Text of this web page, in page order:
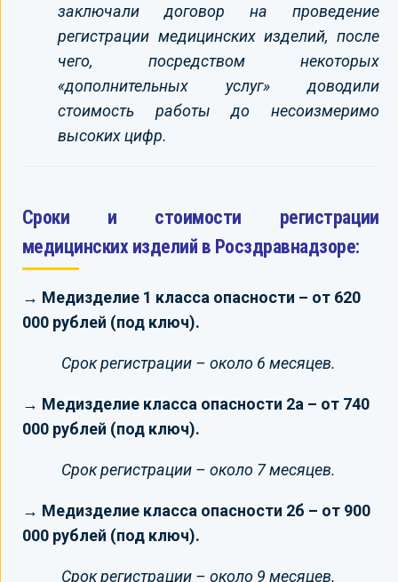
заключали договор на проведение
регистрации медицинских изделий, после
чего, посредством некоторых
«дополнительных услуг» доводили
стоимость работы до несоизмеримо
высоких цифр.
Сроки и стоимости регистрации
медицинских изделий в Росздравнадзоре:
→ Медизделие 1 класса опасности – от 620
000 рублей (под ключ).
Срок регистрации – около 6 месяцев.
→ Медизделие класса опасности 2а – от 740
000 рублей (под ключ).
Срок регистрации – около 7 месяцев.
→ Медизделие класса опасности 2б – от 900
000 рублей (под ключ).
Срок регистрации – около 9 месяцев.